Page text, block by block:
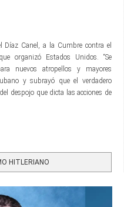
Canel, a la Cumbre contra el
organizó Estados Unidos. “Se
nuevos atropellos y mayores
y subrayó que el verdadero
despojo que dicta las acciones de
HITLERIANO